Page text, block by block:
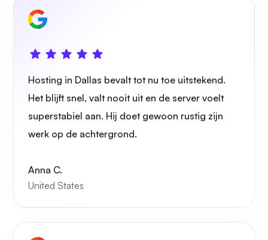
Eigen cast
Draadbeschermer
Hosting in Dallas bevalt tot nu toe uitstekend.
Het blijft snel, valt nooit uit en de server voelt
superstabiel aan. Hij doet gewoon rustig zijn
werk op de achtergrond.
Anna C.
United States